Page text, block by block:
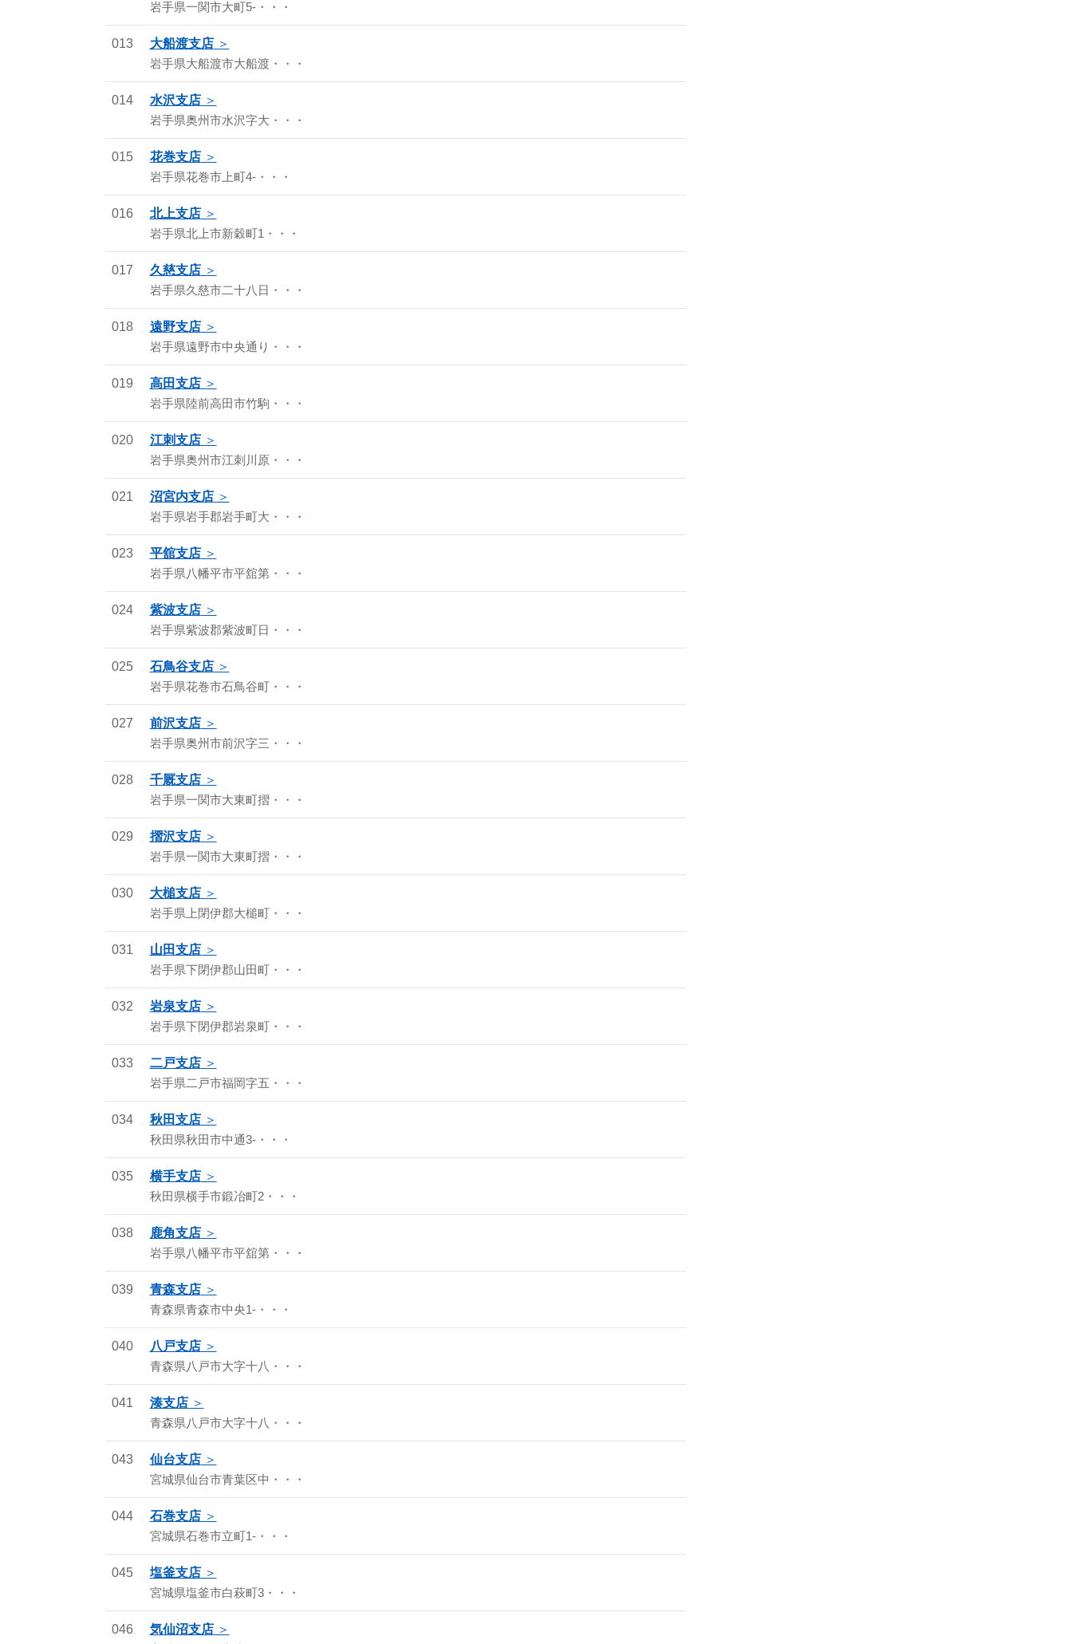
岩手県一関市大町5-・・・
013 大船渡支店
岩手県大船渡市大船渡・・・
014 水沢支店
岩手県奥州市水沢字大・・・
015 花巻支店
岩手県花巻市上町4-・・・
016 北上支店
岩手県北上市新穀町1・・・
017 久慈支店
岩手県久慈市二十八日・・・
018 遠野支店
岩手県遠野市中央通り・・・
019 高田支店
岩手県陸前高田市竹駒・・・
020 江刺支店
岩手県奥州市江刺川原・・・
021 沼宮内支店
岩手県岩手郡岩手町大・・・
023 平舘支店
岩手県八幡平市平舘第・・・
024 紫波支店
岩手県紫波郡紫波町日・・・
025 石鳥谷支店
岩手県花巻市石鳥谷町・・・
027 前沢支店
岩手県奥州市前沢字三・・・
028 千厩支店
岩手県一関市大東町摺・・・
029 摺沢支店
岩手県一関市大東町摺・・・
030 大槌支店
岩手県上閉伊郡大槌町・・・
031 山田支店
岩手県下閉伊郡山田町・・・
032 岩泉支店
岩手県下閉伊郡岩泉町・・・
033 二戸支店
岩手県二戸市福岡字五・・・
034 秋田支店
秋田県秋田市中通3-・・・
035 横手支店
秋田県横手市鍛冶町2・・・
038 鹿角支店
岩手県八幡平市平舘第・・・
039 青森支店
青森県青森市中央1-・・・
040 八戸支店
青森県八戸市大字十八・・・
041 湊支店
青森県八戸市大字十八・・・
043 仙台支店
宮城県仙台市青葉区中・・・
044 石巻支店
宮城県石巻市立町1-・・・
045 塩釜支店
宮城県塩釜市白萩町3・・・
046 気仙沼支店